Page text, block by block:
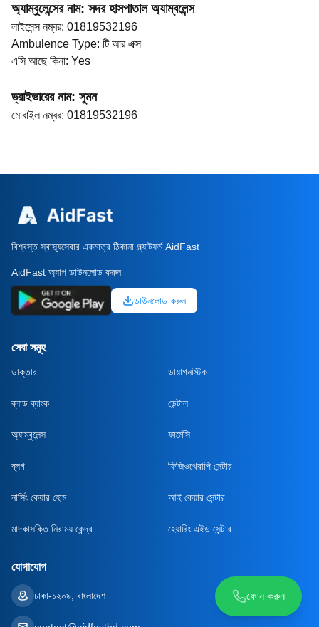
অ্যাম্বুলেন্সের নাম: সদর হাসপাতাল অ্যাম্বলেন্স
লাইসেন্স নম্বর: 01819532196
Ambulence Type: টি আর এক্স
এসি আছে কিনা: Yes
ড্রাইভারের নাম: সুমন
মোবাইল নম্বর: 01819532196
ফোন করুন
বিশ্বস্ত স্বাস্থ্যসেবার একমাত্র ঠিকানা প্ল্যাটফর্ম AidFast
AidFast অ্যাপ ডাউনলোড করুন
ডাউনলোড করুন
সেবা সমূহ
ডাক্তার ডায়াগনস্টিক
ব্লাড ব্যাংক ডেন্টাল
অ্যাম্বুলেন্স ফার্মেসি
ব্লগ ফিজিওথেরাপি সেন্টার
নার্সিং কেয়ার হোম আই কেয়ার সেন্টার
মাদকাসক্তি নিরাময় কেন্দ্র হেয়ারিং এইড সেন্টার
যোগাযোগ
ঢাকা-১২০৯, বাংলাদেশ